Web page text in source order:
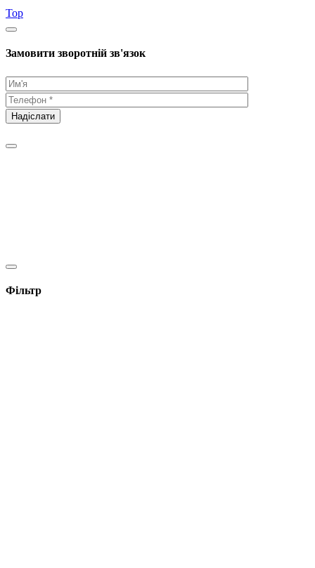
Top
Замовити зворотній зв'язок
Фільтр